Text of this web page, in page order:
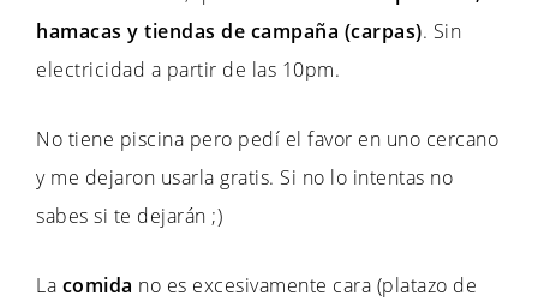
hamacas y tiendas de campaña (carpas). Sin
electricidad a partir de las 10pm.
No tiene piscina pero pedí el favor en uno cercano
y me dejaron usarla gratis. Si no lo intentas no
sabes si te dejarán ;)
La comida no es excesivamente cara (platazo de